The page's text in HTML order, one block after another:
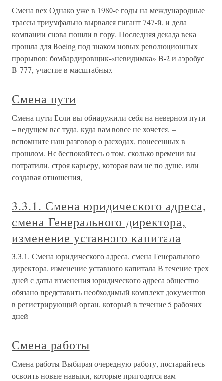
Смена вех Однако уже в 1980-е годы на международные
трассы триумфально вырвался гигант 747-й, и дела
компании снова пошли в гору. Последняя декада века
прошла для Boeing под знаком новых революционных
прорывов: бомбардировщик-«невидимка» B-2 и аэробус
B-777, участие в масштабных
Смена пути
Смена пути Если вы обнаружили себя на неверном пути
– ведущем вас туда, куда вам вовсе не хочется, –
вспомните наш разговор о расходах, понесенных в
прошлом. Не беспокойтесь о том, сколько времени вы
потратили, строя карьеру, которая вам не по душе, или
создавая отношения,
3.3.1. Смена юридического адреса,
смена Генерального директора,
изменение уставного капитала
3.3.1. Смена юридического адреса, смена Генерального
директора, изменение уставного капитала В течение трех
дней с даты изменения юридического адреса общество
обязано представить необходимый комплект документов
в регистрирующий орган, который в течение 5 рабочих
дней
Смена работы
Смена работы Выбирая очередную работу, постарайтесь
освоить новые навыки, которые пригодятся вам